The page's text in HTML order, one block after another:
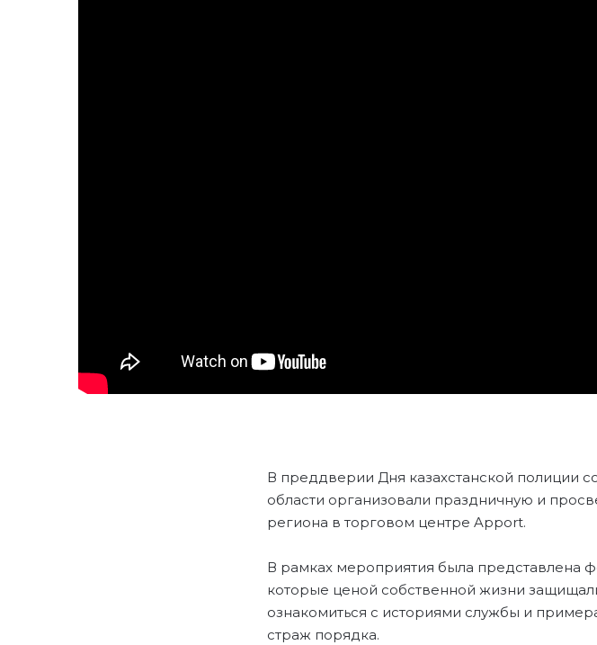
В преддверии Дня казахстанской полиции
области организовали праздничную и
региона в торговом центре Apport.
В рамках мероприятия была представлена
которые ценой собственной жизни
ознакомиться с историями службы и
страж порядка.